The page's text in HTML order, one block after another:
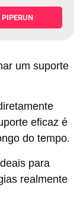
um suporte
eficaz é
do tempo.
para
realmente